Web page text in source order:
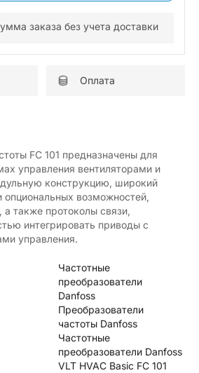
заказа без учета доставки
Оплата
FС 101 предназначены для
управления вентиляторами и
конструкцию, широкий
опциональных возможностей,
а также протоколы связи,
интегрировать приводы с
управления.
Частотные
преобразователи
Danfoss
Преобразователи
частоты Danfoss
Частотные
преобразователи Danfoss
VLT HVAC Basic FC 101